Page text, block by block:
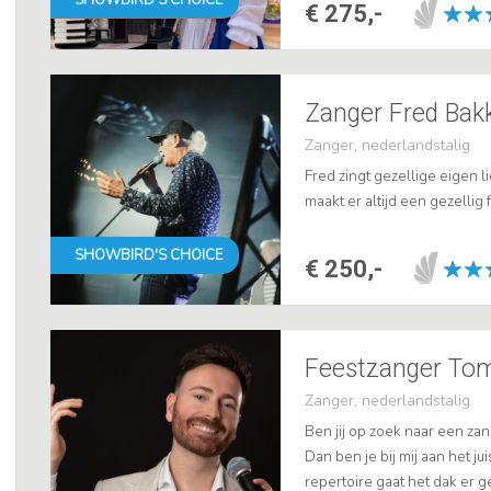
€ 275,-
SHOWBIRD'S CHOICE
Zanger Fred
Zanger, nederlandstalig
Fred zingt gezellige eigen
maakt er altijd een gezellig
€ 250,-
Feestzanger
Zanger, nederlandstalig
Ben jij op zoek naar een
Dan ben je bij mij aan het
repertoire gaat het dak er